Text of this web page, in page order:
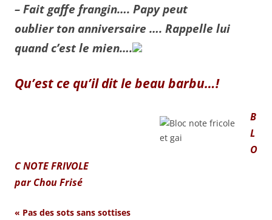
– Fait gaffe frangin…. Papy peut
oublier ton anniversaire …. Rappelle lui
quand c’est le mien….
Qu’est ce qu’il dit le beau barbu…!
B
L
O
C NOTE FRIVOLE
par Chou Frisé
« Pas des sots sans sottises